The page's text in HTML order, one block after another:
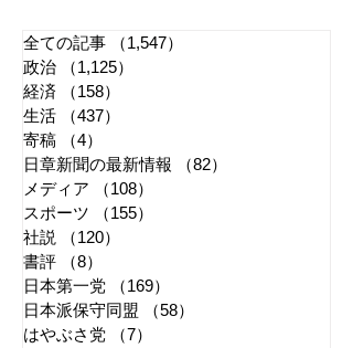
全ての記事 （1,547）
政治
（1,125）
経済
（158）
生活
（437）
寄稿
（4）
日章新聞の最新情報
（82）
メディア
（108）
スポーツ
（155）
社説
（120）
書評
（8）
日本第一党
（169）
日本派保守同盟
（58）
はやぶさ党
（7）